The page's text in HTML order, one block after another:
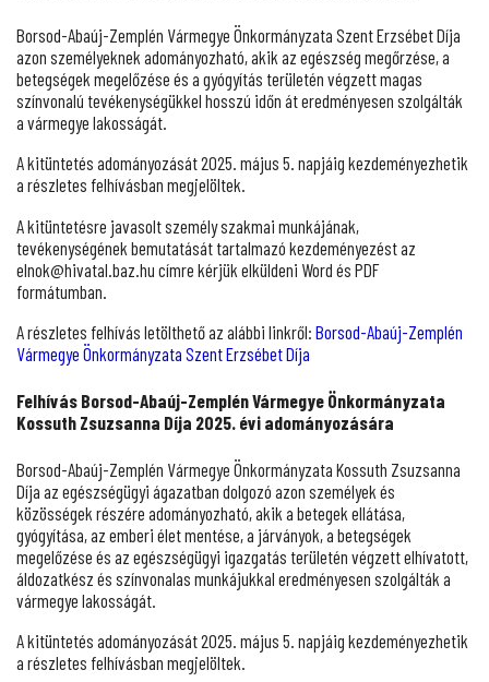
Borsod-Abaúj-Zemplén Vármegye Önkormányzata Szent Erzsébet Díja
azon személyeknek adományozható, akik az egészség megőrzése, a
betegségek megelőzése és a gyógyítás területén végzett magas
színvonalú tevékenységükkel hosszú időn át eredményesen szolgálták
a vármegye lakosságát.
A kitüntetés adományozását 2025. május 5. napjáig kezdeményezhetik
a részletes felhívásban megjelöltek.
A kitüntetésre javasolt személy szakmai munkájának,
tevékenységének bemutatását tartalmazó kezdeményezést az
elnok@hivatal.baz.hu címre kérjük elküldeni Word és PDF
formátumban.
A részletes felhívás letölthető az alábbi linkről: Borsod-Abaúj-Zemplén
Vármegye Önkormányzata Szent Erzsébet Díja
Felhívás Borsod-Abaúj-Zemplén Vármegye Önkormányzata
Kossuth Zsuzsanna Díja 2025. évi adományozására
Borsod-Abaúj-Zemplén Vármegye Önkormányzata Kossuth Zsuzsanna
Díja az egészségügyi ágazatban dolgozó azon személyek és
közösségek részére adományozható, akik a betegek ellátása,
gyógyítása, az emberi élet mentése, a járványok, a betegségek
megelőzése és az egészségügyi igazgatás területén végzett elhívatott,
áldozatkész és színvonalas munkájukkal eredményesen szolgálták a
vármegye lakosságát.
A kitüntetés adományozását 2025. május 5. napjáig kezdeményezhetik
a részletes felhívásban megjelöltek.